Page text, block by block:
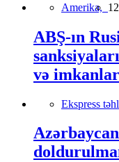
Amerika,
ABŞ-ın
və
Ekspress